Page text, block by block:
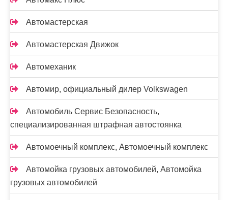
Автомастерская
Автомастерская Движок
Автомеханик
Автомир, официальный дилер Volkswagen
Автомобиль Сервис Безопасность,
специализированная штрафная автостоянка
Автомоечный комплекс, Автомоечный комплекс
Автомойка грузовых автомобилей, Автомойка
грузовых автомобилей